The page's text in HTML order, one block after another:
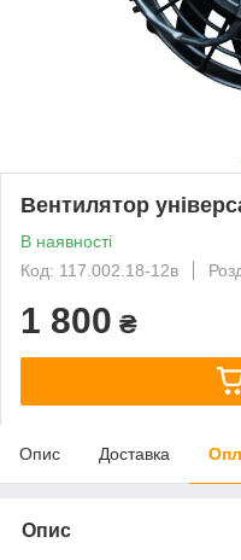
Вентилятор
В наявності
Код: 117.002.18-12в
1 800 ₴
Опис Доставка
Опис